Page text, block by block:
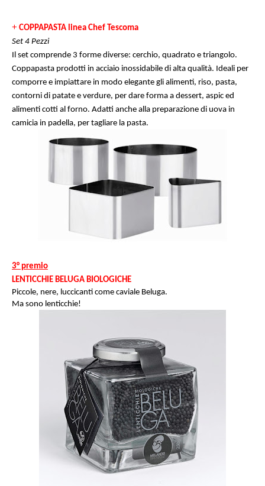
+ COPPAPASTA linea Chef Tescoma
Set 4 Pezzi
Il set comprende 3 forme diverse: cerchio, quadrato e triangolo.
Coppapasta prodotti in acciaio inossidabile di alta qualità. Ideali per
comporre e impiattare in modo elegante gli alimenti, riso, pasta,
contorni di patate e verdure, per dare forma a dessert, aspic ed
alimenti cotti al forno. Adatti anche alla preparazione di uova in
camicia in padella, per tagliare la pasta.
3° premio
LENTICCHIE BELUGA BIOLOGICHE
Piccole, nere, luccicanti come caviale Beluga.
Ma sono lenticchie!